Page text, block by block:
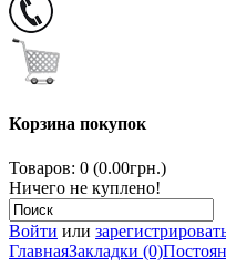
Корзина покупок
Товаров: 0 (0.00грн.)
Ничего не куплено!
Войти или
ГлавнаяЗакладки (0)